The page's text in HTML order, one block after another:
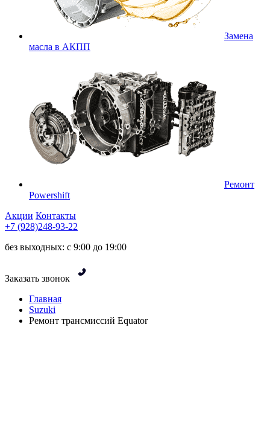
Замена
масла в АКПП
Ремонт
Powershift
Акции Контакты
+7 (928)248-93-22
без выходных: с 9:00 до 19:00
Заказать звонок
Главная
Suzuki
Ремонт трансмиссий Equator